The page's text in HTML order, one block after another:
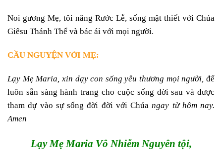
Noi gương Mẹ, tôi năng Rước Lễ, sống mật thiết với Chúa
Giêsu Thánh Thể và bác ái với mọi người.
CẦU NGUYỆN VỚI MẸ:
Lạy Mẹ Maria, xin dạy con sống yêu thương mọi người, để
luôn sẵn sàng hành trang cho cuộc sống đời sau và được
tham dự vào sự sống đời đời với Chúangay từ hôm nay.
Amen
Lạy Mẹ Maria Vô Nhiễm Nguyên tội,